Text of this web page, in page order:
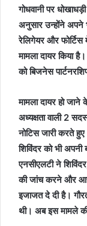
गोधवानी पर
अनुसार उन्होंने अपने
रेलिगेयर और
मामला दायर किया
को बिजनेस
मामला दायर हो
अध्यक्षता वाली 2
नोटिस जारी करते
शिविंदर को भी
एनसीएलटी ने
की जांच करने और
इजाजत दे दी है।
थी। अब इस मामले